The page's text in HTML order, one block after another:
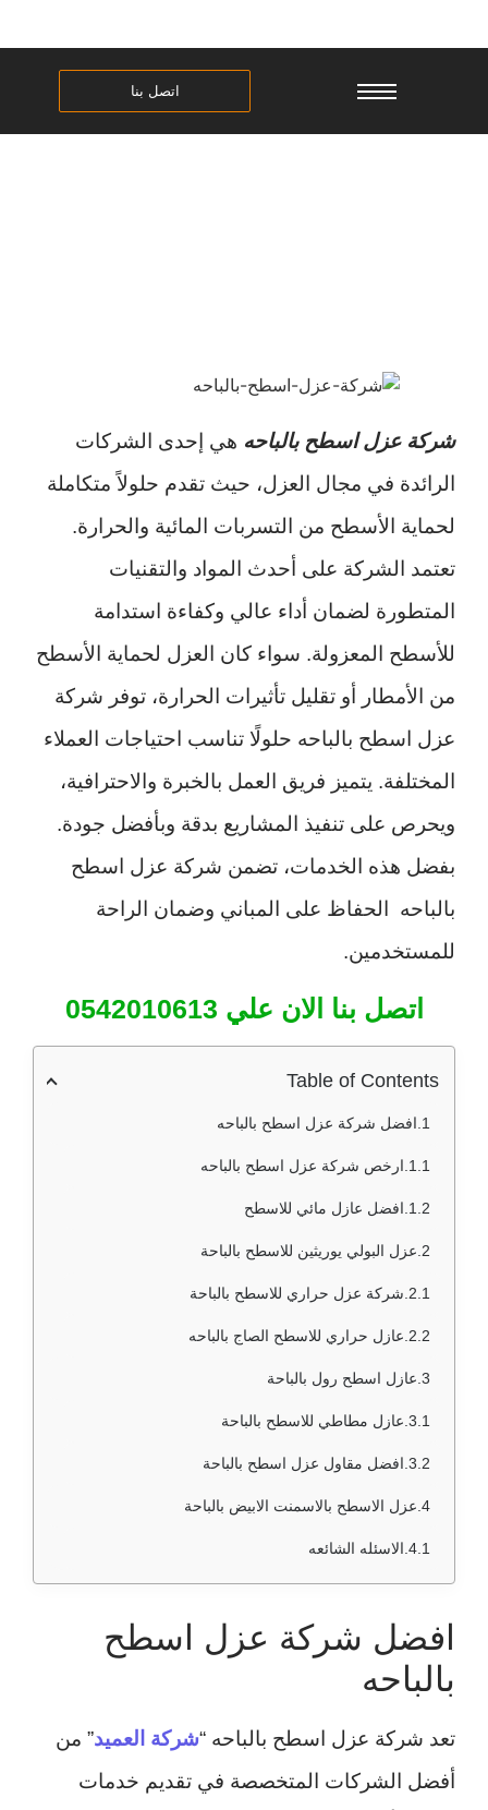
اتصل بنا
شركة عزل اسطح بالباحه هي إحدى الشركات
الرائدة في مجال العزل، حيث تقدم حلولاً متكاملة
لحماية الأسطح من التسربات المائية والحرارة.
تعتمد الشركة على أحدث المواد والتقنيات
المتطورة لضمان أداء عالي وكفاءة استدامة
للأسطح المعزولة. سواء كان العزل لحماية الأسطح
من الأمطار أو تقليل تأثيرات الحرارة، توفر شركة
عزل اسطح بالباحه حلولًا تناسب احتياجات العملاء
المختلفة. يتميز فريق العمل بالخبرة والاحترافية،
ويحرص على تنفيذ المشاريع بدقة وبأفضل جودة.
بفضل هذه الخدمات، تضمن شركة عزل اسطح
بالباحه الحفاظ على المباني وضمان الراحة
للمستخدمين.
اتصل بنا الان علي 0542010613
Table of Contents
افضل شركة عزل اسطح بالباحه
ارخص شركة عزل اسطح بالباحه
افضل عازل مائي للاسطح
عزل البولي يوريثين للاسطح بالباحة
شركة عزل حراري للاسطح بالباحة
عازل حراري للاسطح الصاج بالباحه
عازل اسطح رول بالباحة
عازل مطاطي للاسطح بالباحة
افضل مقاول عزل اسطح بالباحة
عزل الاسطح بالاسمنت الابيض بالباحة
الاسئله الشائعه
افضل شركة عزل اسطح
بالباحه
تعد شركة عزل اسطح بالباحه “شركة العميد” من
أفضل الشركات المتخصصة في تقديم خدمات